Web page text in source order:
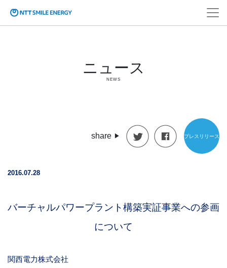
ニュース
NEWS
share プレスリリース
2016.07.28
バーチャルパワープラント構築実証事業への参画
について
関西電力株式会社